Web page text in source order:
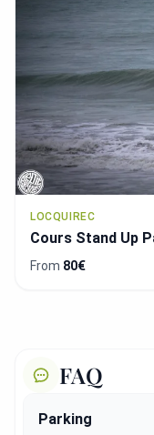
LOCQUIREC
Cours Stand Up
From 80€
FAQ
Parking